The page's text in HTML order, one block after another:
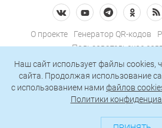
О проекте Генератор QR-кодов
Пользовательское
Политика
Подписаться на
127018, Москва, ул. Полковая, д. 3, стр.
Наш сайт использует файлы cookies,
сайта. Продолжая использование
c использованием нами файлов
Политики